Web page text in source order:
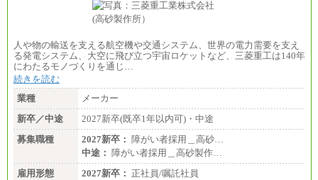
人や物の輸送を支える航空機や交通システム、世界の電力需要を支え
る発電システム、大空に飛び立つ宇宙ロケットなど、三菱重工は140年
にわたるモノづくりを通じ…
続きを読む
業種
メーカー
新卒／中途
2027新卒(既卒1年以内可)・中途
募集職種
2027新卒： 障がい者採用＿高砂…
中途： 障がい者採用＿高砂製作…
雇用形態
2027新卒： 正社員/嘱託社員